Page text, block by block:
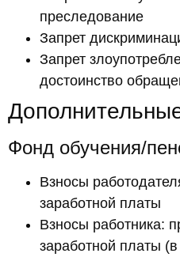
преследование
Запрет
Запрет
достоинство
Фонд обучения/
Взносы
заработной платы
Взносы работника:
заработной платы